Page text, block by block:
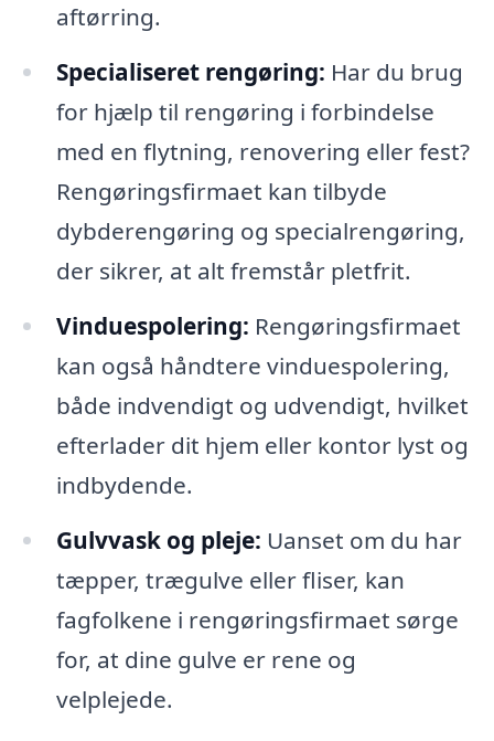
aftørring.
Specialiseret rengøring: Har du brug
for hjælp til rengøring i forbindelse
med en flytning, renovering eller fest?
Rengøringsfirmaet kan tilbyde
dybderengøring og specialrengøring,
der sikrer, at alt fremstår pletfrit.
Vinduespolering: Rengøringsfirmaet
kan også håndtere vinduespolering,
både indvendigt og udvendigt, hvilket
efterlader dit hjem eller kontor lyst og
indbydende.
Gulvvask og pleje: Uanset om du har
tæpper, trægulve eller fliser, kan
fagfolkene i rengøringsfirmaet sørge
for, at dine gulve er rene og
velplejede.